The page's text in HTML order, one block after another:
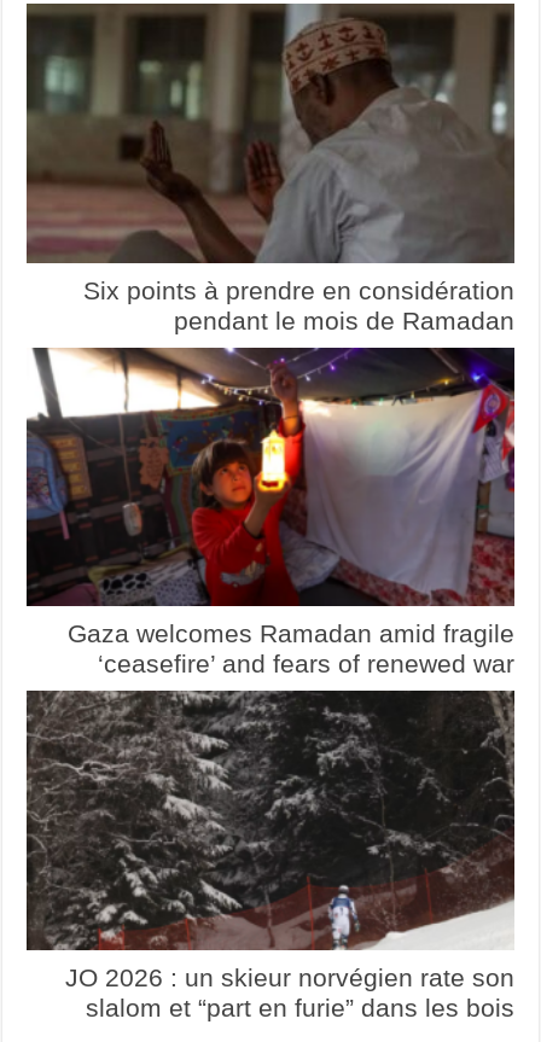
Six points à prendre en considération
pendant le mois de Ramadan
Gaza welcomes Ramadan amid fragile
‘ceasefire’ and fears of renewed war
JO 2026 : un skieur norvégien rate son
slalom et “part en furie” dans les bois